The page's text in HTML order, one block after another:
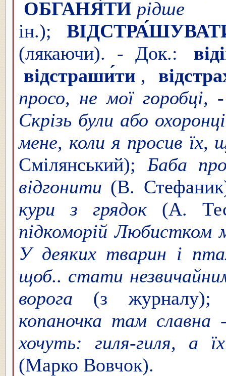
ОБГАНЯ́ТИ рідше
ін.);
(лякаючи). - Док.:
відстраши́ти ,
просо, не мої горобці,
Скрізь були або
мене, коли я просив їх,
Смілянський); Баба
відгонити (В.
кури з грядок (А.
підкоморій Любистком
У деяких тварин і
щоб.. стати
ворога (з
копаночка там
хочуть: гиля-гиля, а
(Марко Вовчок).